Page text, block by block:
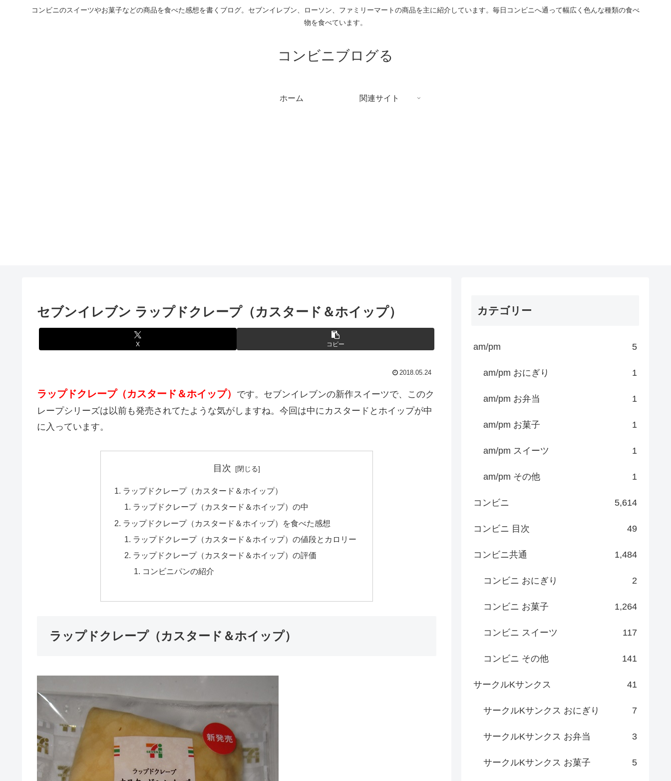
コンビニのスイーツやお菓子などの商品を食べた感想を書くブログ。セブンイレブン、ローソン、ファミリーマートの商品を主に紹介しています。毎日コンビニへ通って幅広く色んな種類の食べ
物を食べています。
コンビニブログる
ホーム 関連サイト
セブンイレブン ラップドクレープ（カスタード＆ホイップ）
X コピー
2018.05.24
ラップドクレープ（カスタード＆ホイップ） です。セブンイレブンの新作スイーツで、このク
レープシリーズは以前も発売されてたような気がしますね。今回は中にカスタードとホイップが中
に入っています。
目次
ラップドクレープ（カスタード＆ホイップ）
ラップドクレープ（カスタード＆ホイップ）の中
ラップドクレープ（カスタード＆ホイップ）を食べた感想
ラップドクレープ（カスタード＆ホイップ）の値段とカロリー
ラップドクレープ（カスタード＆ホイップ）の評価
コンビニパンの紹介
ラップドクレープ（カスタード＆ホイップ）
カテゴリー
am/pm 5
am/pm おにぎり 1
am/pm お弁当 1
am/pm お菓子 1
am/pm スイーツ 1
am/pm その他 1
コンビニ 5,614
コンビニ 目次 49
コンビニ共通 1,484
コンビニ おにぎり 2
コンビニ お菓子 1,264
コンビニ スイーツ 117
コンビニ その他 141
サークルKサンクス 41
サークルKサンクス おにぎり 7
サークルKサンクス お弁当 3
サークルKサンクス お菓子 5